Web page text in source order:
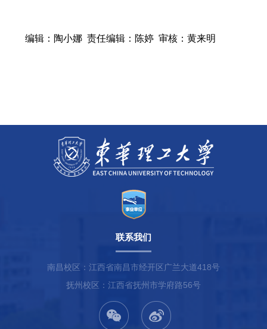
编辑：陶小娜 责任编辑：陈婷 审核：黄来明
联系我们
南昌校区：江西省南昌市经开区广兰大道418号
抚州校区：江西省抚州市学府路56号